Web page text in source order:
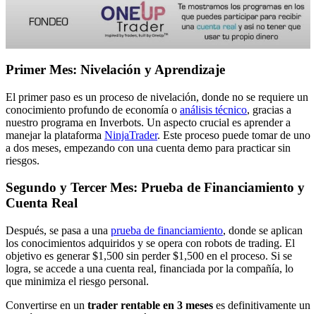
Primer Mes: Nivelación y Aprendizaje
El primer paso es un proceso de nivelación, donde no se requiere un
conocimiento profundo de economía o análisis técnico, gracias a
nuestro programa en Inverbots. Un aspecto crucial es aprender a
manejar la plataforma NinjaTrader. Este proceso puede tomar de uno
a dos meses, empezando con una cuenta demo para practicar sin
riesgos.
Segundo y Tercer Mes: Prueba de Financiamiento y
Cuenta Real
Después, se pasa a una prueba de financiamiento, donde se aplican
los conocimientos adquiridos y se opera con robots de trading. El
objetivo es generar $1,500 sin perder $1,500 en el proceso. Si se
logra, se accede a una cuenta real, financiada por la compañía, lo
que minimiza el riesgo personal.
Convertirse en un trader rentable en 3 meses es definitivamente un